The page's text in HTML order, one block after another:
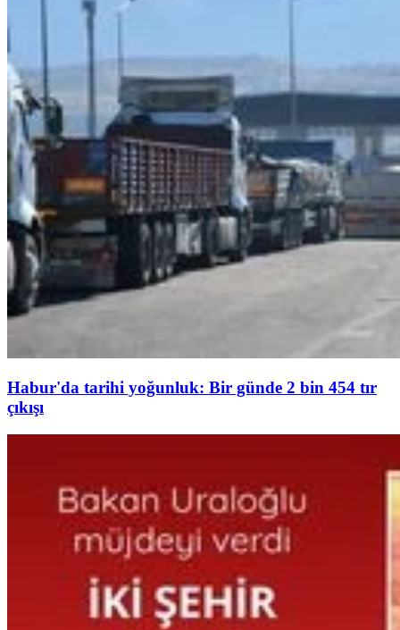
Habur'da tarihi yoğunluk: Bir günde 2 bin 454 tır
çıkışı